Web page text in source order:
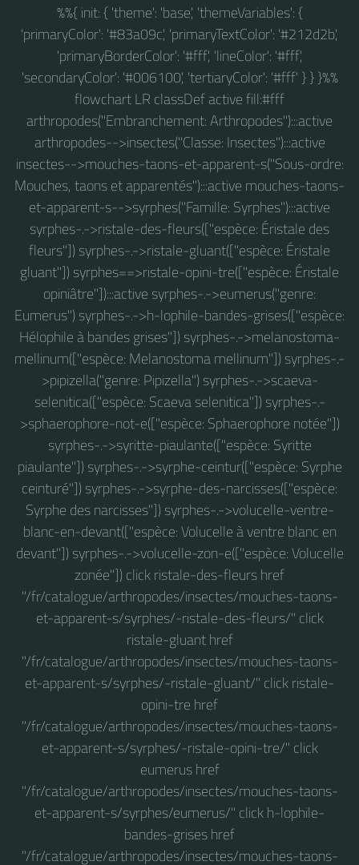
%%{ init: { 'theme': 'base', 'themeVariables': {
'primaryColor': '#83a09c', 'primaryTextColor': '#212d2b',
'primaryBorderColor': '#fff', 'lineColor': '#fff',
'secondaryColor': '#006100', 'tertiaryColor': '#fff' } } }%%
flowchart LR classDef active fill:#fff
arthropodes("Embranchement: Arthropodes"):::active
arthropodes-->insectes("Classe: Insectes"):::active
insectes-->mouches-taons-et-apparent-s("Sous-ordre:
Mouches, taons et apparentés"):::active mouches-taons-
et-apparent-s-->syrphes("Famille: Syrphes"):::active
syrphes-.->ristale-des-fleurs(["espèce: Éristale des
fleurs"]) syrphes-.->ristale-gluant(["espèce: Éristale
gluant"]) syrphes==>ristale-opini-tre(["espèce: Éristale
opiniâtre"]):::active syrphes-.->eumerus("genre:
Eumerus") syrphes-.->h-lophile-bandes-grises(["espèce:
Hélophile à bandes grises"]) syrphes-.->melanostoma-
mellinum(["espèce: Melanostoma mellinum"]) syrphes-.-
>pipizella("genre: Pipizella") syrphes-.->scaeva-
selenitica(["espèce: Scaeva selenitica"]) syrphes-.-
>sphaerophore-not-e(["espèce: Sphaerophore notée"])
syrphes-.->syritte-piaulante(["espèce: Syritte
piaulante"]) syrphes-.->syrphe-ceintur(["espèce: Syrphe
ceinturé"]) syrphes-.->syrphe-des-narcisses(["espèce:
Syrphe des narcisses"]) syrphes-.->volucelle-ventre-
blanc-en-devant(["espèce: Volucelle à ventre blanc en
devant"]) syrphes-.->volucelle-zon-e(["espèce: Volucelle
zonée"]) click ristale-des-fleurs href
"/fr/catalogue/arthropodes/insectes/mouches-taons-
et-apparent-s/syrphes/-ristale-des-fleurs/" click
ristale-gluant href
"/fr/catalogue/arthropodes/insectes/mouches-taons-
et-apparent-s/syrphes/-ristale-gluant/" click ristale-
opini-tre href
"/fr/catalogue/arthropodes/insectes/mouches-taons-
et-apparent-s/syrphes/-ristale-opini-tre/" click
eumerus href
"/fr/catalogue/arthropodes/insectes/mouches-taons-
et-apparent-s/syrphes/eumerus/" click h-lophile-
bandes-grises href
"/fr/catalogue/arthropodes/insectes/mouches-taons-